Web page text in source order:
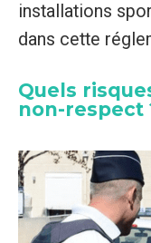
installations
dans cette
Quels
non-respect